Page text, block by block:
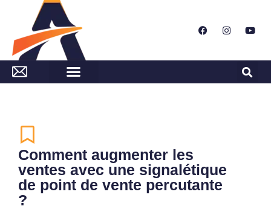
Comment augmenter les
ventes avec une signalétique
de point de vente percutante
?